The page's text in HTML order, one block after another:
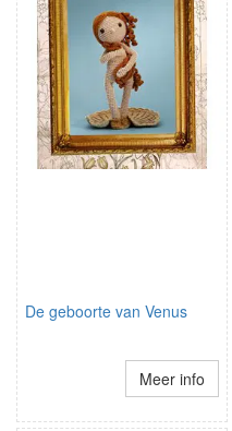
De geboorte van Venus
Meer info